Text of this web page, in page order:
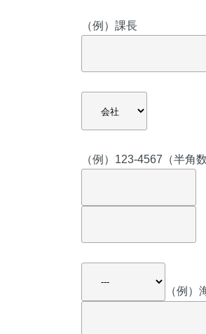
（例）課長
（例）123-4567（半角
（例）